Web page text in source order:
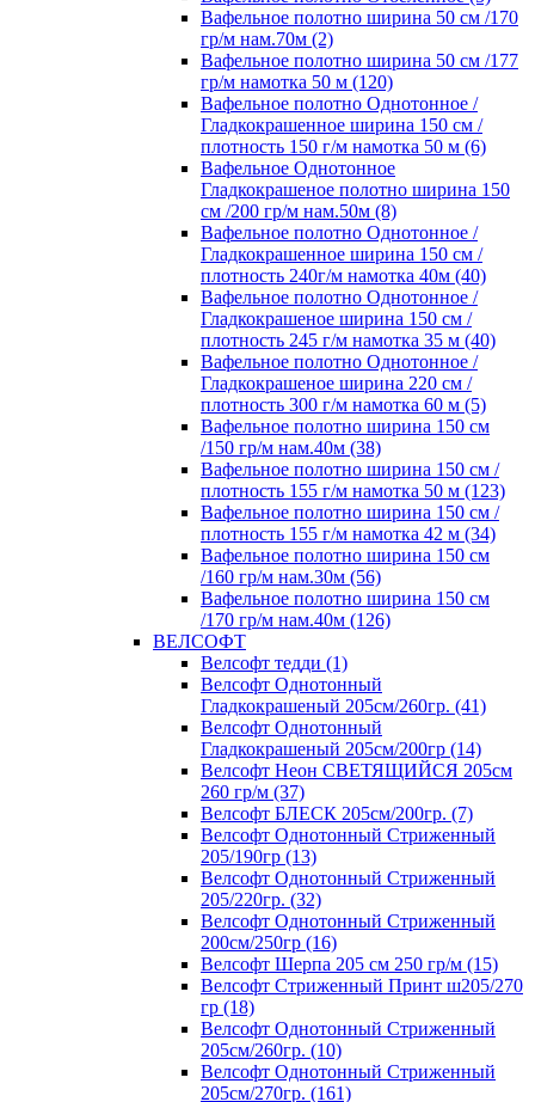
Вафельное полотно ширина 50 см /170
гр/м нам.70м (2)
Вафельное полотно ширина 50 см /177
гр/м намотка 50 м (120)
Вафельное полотно Однотонное /
Гладкокрашенное ширина 150 см /
плотность 150 г/м намотка 50 м (6)
Вафельное Однотонное
Гладкокрашеное полотно ширина 150
см /200 гр/м нам.50м (8)
Вафельное полотно Однотонное /
Гладкокрашенное ширина 150 см /
плотность 240г/м намотка 40м (40)
Вафельное полотно Однотонное /
Гладкокрашеное ширина 150 см /
плотность 245 г/м намотка 35 м (40)
Вафельное полотно Однотонное /
Гладкокрашеное ширина 220 см /
плотность 300 г/м намотка 60 м (5)
Вафельное полотно ширина 150 см
/150 гр/м нам.40м (38)
Вафельное полотно ширина 150 см /
плотность 155 г/м намотка 50 м (123)
Вафельное полотно ширина 150 см /
плотность 155 г/м намотка 42 м (34)
Вафельное полотно ширина 150 см
/160 гр/м нам.30м (56)
Вафельное полотно ширина 150 см
/170 гр/м нам.40м (126)
ВЕЛСОФТ
Велсофт тедди (1)
Велсофт Однотонный
Гладкокрашеный 205см/260гр. (41)
Велсофт Однотонный
Гладкокрашеный 205см/200гр (14)
Велсофт Неон СВЕТЯЩИЙСЯ 205см
260 гр/м (37)
Велсофт БЛЕСК 205см/200гр. (7)
Велсофт Однотонный Стриженный
205/190гр (13)
Велсофт Однотонный Стриженный
205/220гр. (32)
Велсофт Однотонный Стриженный
200см/250гр (16)
Велсофт Шерпа 205 см 250 гр/м (15)
Велсофт Стриженный Принт ш205/270
гр (18)
Велсофт Однотонный Стриженный
205см/260гр. (10)
Велсофт Однотонный Стриженный
205см/270гр. (161)